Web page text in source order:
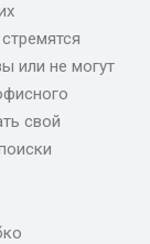
или не могут
свой